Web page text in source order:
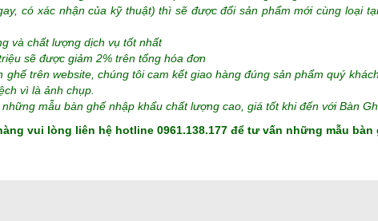
có xác nhận của kỹ thuật) thì sẽ được đổi sản phẩm mới cùng loại
và chất lượng dịch vụ tốt nhất
sẽ được giảm 2% trên tổng hóa đơn
trên website, chúng tôi cam kết giao hàng đúng sản phẩm quý
vì là ảnh chụp.
mẫu bàn ghế nhập khẩu chất lượng cao, giá tốt khi đến với Bàn
vui lòng liên hệ hotline 0961.138.177 để tư vấn những mẫu